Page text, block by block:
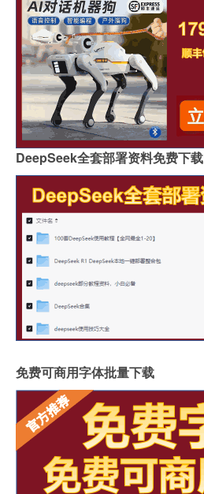
DeepSeek全套部署资料免费下载
免费可商用字体批量下载